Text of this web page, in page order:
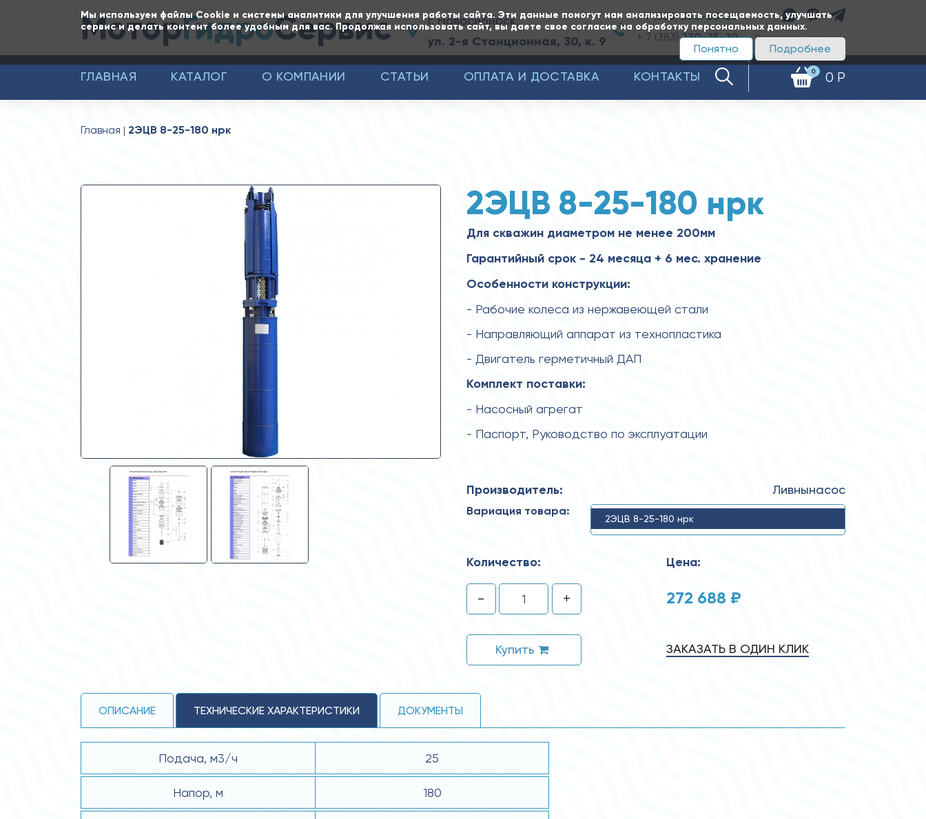
Мы используем файлы Cookie и системы аналитики для улучшения работы сайта. Эти данные помогут нам анализировать посещаемость, улучшать
сервис и делать контент более удобным для вас. Продолжая использовать сайт, вы даете свое согласие на обработку персональных данных.
Подробнее
Понятно
МоторГидроСервис г. Новосибирск,
ул. 2-я Станционная, 30, к. 9
+ 7 (383)350-65-20
+ 7 (383)230-25-20 Заказать звонок
0 0 Р
ГЛАВНАЯ КАТАЛОГ О КОМПАНИИ СТАТЬИ ОПЛАТА И ДОСТАВКА КОНТАКТЫ
Главная 2ЭЦВ 8-25-180 нрк
2ЭЦВ 8-25-180 нрк
Для скважин диаметром не менее 200мм
Гарантийный срок - 24 месяца + 6 мес. хранение
Особенности конструкции:
- Рабочие колеса из нержавеющей стали
- Направляющий аппарат из технопластика
- Двигатель герметичный ДАП
Комплект поставки:
- Насосный агрегат
- Паспорт, Руководство по эксплуатации
Производитель: Ливнынасос
Вариация товара:
2ЭЦВ 8-25-180 нрк
Количество:
- +
Купить
Цена:
272 688 ₽
ЗАКАЗАТЬ В ОДИН КЛИК
ОПИСАНИЕ ТЕХНИЧЕСКИЕ ХАРАКТЕРИСТИКИ ДОКУМЕНТЫ
Подача, м3/ч 25
Напор, м 180